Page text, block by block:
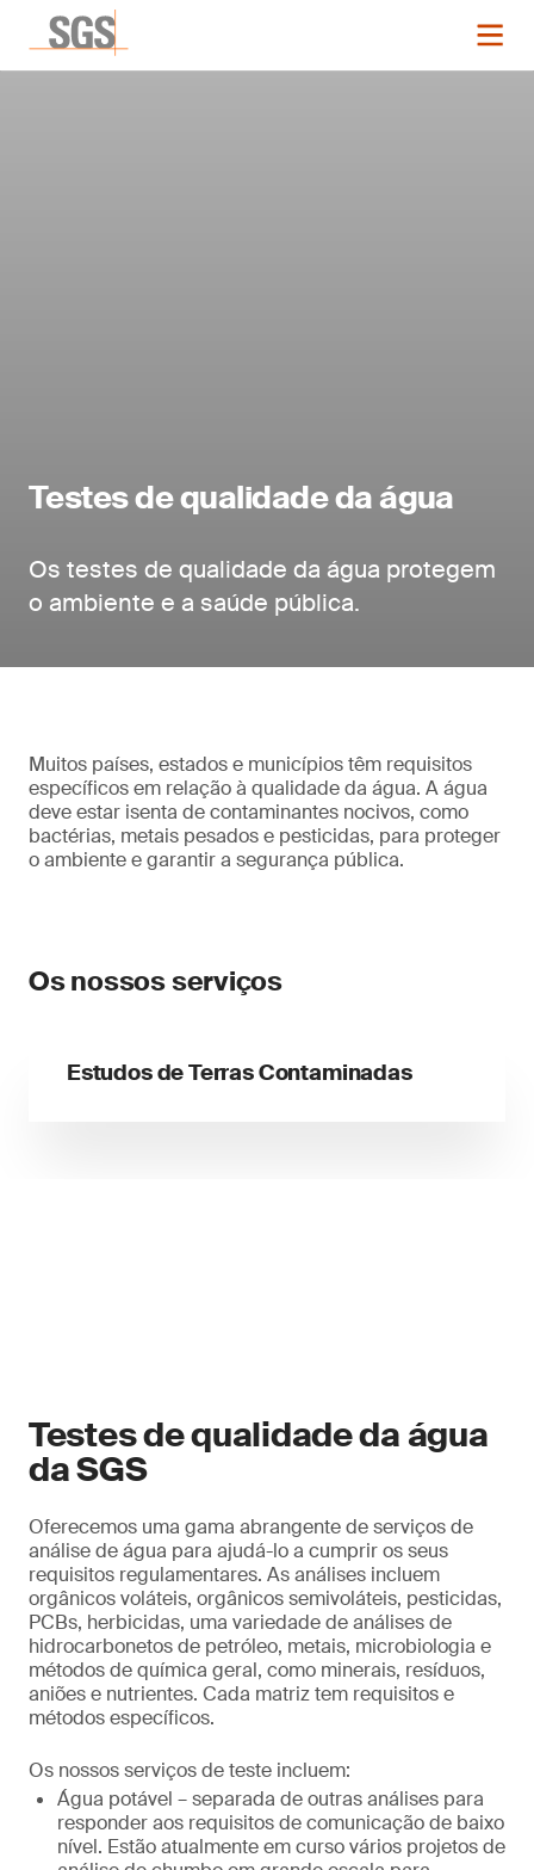
Testes de qualidade da água
Os testes de qualidade da água protegem
o ambiente e a saúde pública.
Muitos países, estados e municípios têm requisitos
específicos em relação à qualidade da água. A água
deve estar isenta de contaminantes nocivos, como
bactérias, metais pesados e pesticidas, para proteger
o ambiente e garantir a segurança pública.
Os nossos serviços
Estudos de Terras Contaminadas
Testes de qualidade da água
da SGS
Oferecemos uma gama abrangente de serviços de
análise de água para ajudá-lo a cumprir os seus
requisitos regulamentares. As análises incluem
orgânicos voláteis, orgânicos semivoláteis, pesticidas,
PCBs, herbicidas, uma variedade de análises de
hidrocarbonetos de petróleo, metais, microbiologia e
métodos de química geral, como minerais, resíduos,
aniões e nutrientes. Cada matriz tem requisitos e
métodos específicos.
Os nossos serviços de teste incluem:
Água potável – separada de outras análises para
responder aos requisitos de comunicação de baixo
nível. Estão atualmente em curso vários projetos de